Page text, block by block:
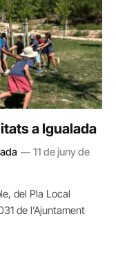
a Igualada
11 de juny de
del Pla Local
de l’Ajuntament